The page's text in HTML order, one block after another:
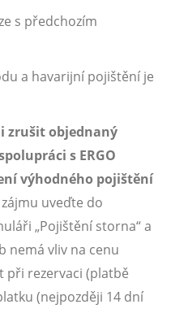
s předchozím
a havarijní pojištění je
zrušit objednaný
s ERGO
výhodného pojištění
uveďte do
„Pojištění storna“ a
nemá vliv na cenu
při rezervaci (platbě
(nejpozději 14 dní